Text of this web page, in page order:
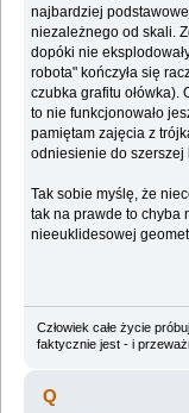
najbardziej
niezależnego od skali.
dopóki nie
robota" kończyła się
czubka grafitu ołówka).
to nie funkcjonowało
pamiętam zajęcia z
odniesienie do szerszej
Tak sobie myślę, że
tak na prawde to chyba
nieeuklidesowej
Człowiek całe życie
faktycznie jest - i
Q